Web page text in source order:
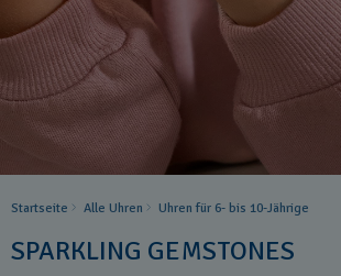
Startseite Alle Uhren Uhren für 6- bis 10-Jährige
SPARKLING GEMSTONES